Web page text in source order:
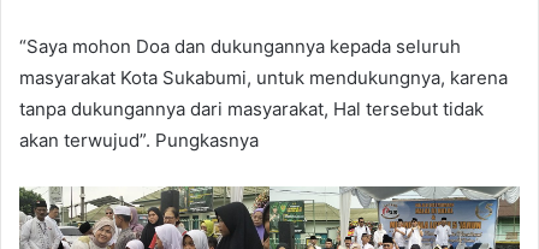
“Saya mohon Doa dan dukungannya kepada seluruh
masyarakat Kota Sukabumi, untuk mendukungnya, karena
tanpa dukungannya dari masyarakat, Hal tersebut tidak
akan terwujud”. Pungkasnya